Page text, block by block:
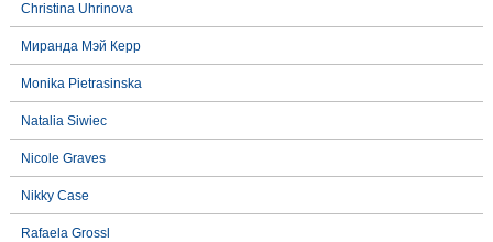
Christina Uhrinova
Миранда Мэй Керр
Monika Pietrasinska
Natalia Siwiec
Nicole Graves
Nikky Case
Rafaela Grossl